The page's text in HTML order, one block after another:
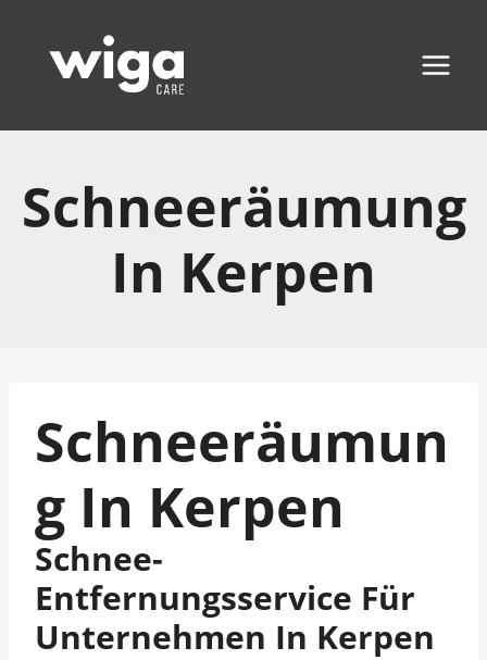
Inhalt
springen
Schneeräumung
In Kerpen
Schneeräumun
G In Kerpen
Schnee-
Entfernungsservice Für
Unternehmen In Kerpen